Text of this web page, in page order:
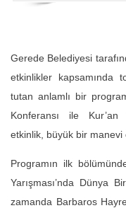
Gerede Belediyesi
etkinlikler kapsamında
tutan anlamlı bir
Konferansı ile Kur’an
etkinlik, büyük bir manevi
Programın ilk
Yarışması’nda Dünya
zamanda Barbaros